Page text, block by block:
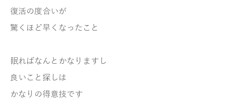
復活の度合いが
驚くほど早くなったこと
眠ればなんとかなりますし
良いこと探しは
かなりの得意技です